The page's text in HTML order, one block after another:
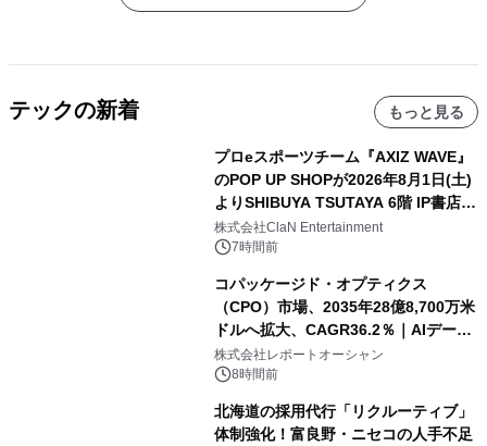
テックの新着 もっと見る
プロeスポーツチーム『AXIZ WAVE』
のPOP UP SHOPが2026年8月1日(土)
よりSHIBUYA TSUTAYA 6階 IP書店で
開催決定！！
株式会社ClaN Entertainment
7時間前
コパッケージド・オプティクス
（CPO）市場、2035年28億8,700万米
ドルへ拡大、CAGR36.2％｜AIデータ
センター・高速光通信需要が成長を加
速
株式会社レポートオーシャン
8時間前
北海道の採用代行「リクルーティブ」
体制強化！富良野・ニセコの人手不足